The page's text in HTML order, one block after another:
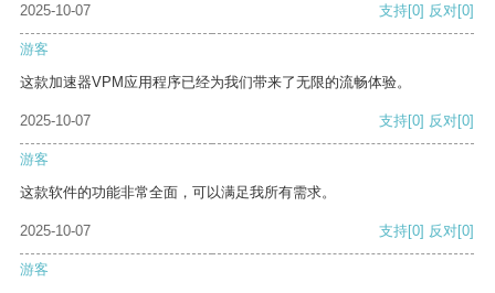
2025-10-07
支持[0] 反对[0]
游客
这款加速器VPM应用程序已经为我们带来了无限的流畅体验。
2025-10-07 支持[0] 反对[0]
游客
这款软件的功能非常全面，可以满足我所有需求。
2025-10-07 支持[0] 反对[0]
游客